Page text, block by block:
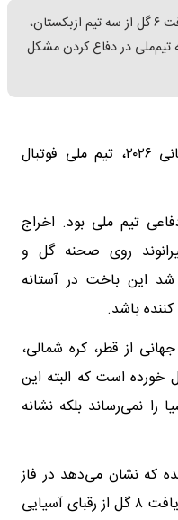
یک کلین شیت در پنج بازی اخیر و دریافت ۶ گل از سه تیم ازبکستان،
تیم‌ملی در دفاع کردن مشکل
تقریبا یک سال تا شروع جام جهانی ۲۰۲۶، تیم ملی فوتبال
تیم ملی بود. اخراج
روی صحنه گل و
این باخت در آستانه
باشد.
از قطر، کره شمالی،
و قرقیزستان مجموعا ۸ گل خورده است که البته این
نمی‌رساند بلکه نشانه
ثمر رسانده که نشان می‌دهد در فاز
هجومی چندان ضعف نداشته اما دریافت ۸ گل از رقبای آسیایی